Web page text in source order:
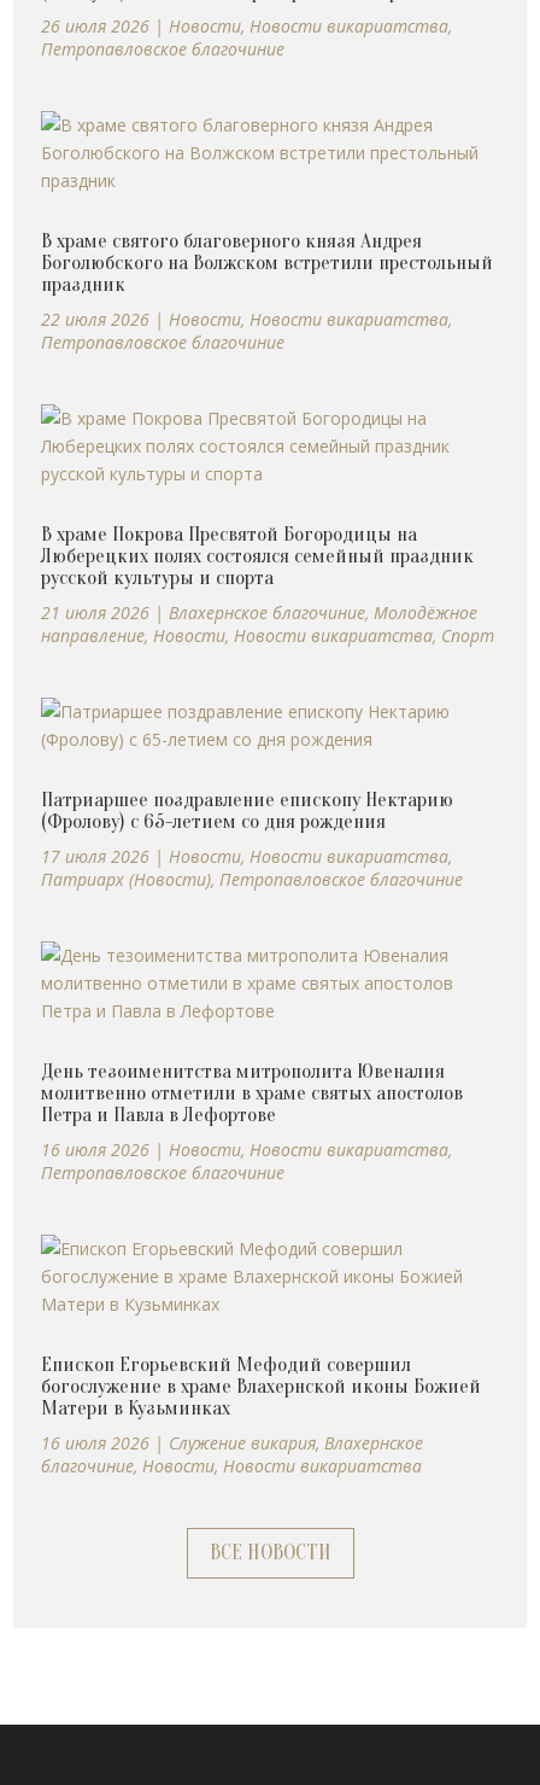
26 июля 2026 | Новости, Новости викариатства,
Петропавловское благочиние
В храме святого благоверного князя Андрея
Боголюбского на Волжском встретили престольный
праздник
22 июля 2026 | Новости, Новости викариатства,
Петропавловское благочиние
В храме Покрова Пресвятой Богородицы на
Люберецких полях состоялся семейный праздник
русской культуры и спорта
21 июля 2026 | Влахернское благочиние, Молодёжное
направление, Новости, Новости викариатства, Спорт
Патриаршее поздравление епископу Нектарию
(Фролову) с 65-летием со дня рождения
17 июля 2026 | Новости, Новости викариатства,
Патриарх (Новости), Петропавловское благочиние
День тезоименитства митрополита Ювеналия
молитвенно отметили в храме святых апостолов
Петра и Павла в Лефортове
16 июля 2026 | Новости, Новости викариатства,
Петропавловское благочиние
Епископ Егорьевский Мефодий совершил
богослужение в храме Влахернской иконы Божией
Матери в Кузьминках
16 июля 2026 | Cлужение викария, Влахернское
благочиние, Новости, Новости викариатства
ВСЕ НОВОСТИ